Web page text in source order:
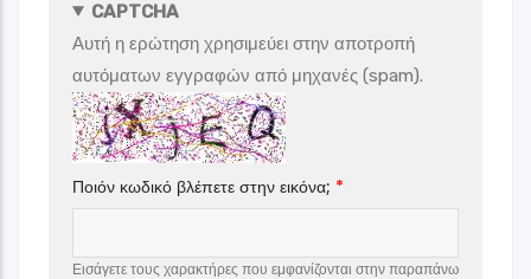
CAPTCHA
Αυτή η ερώτηση χρησιμεύει στην αποτροπή
αυτόματων εγγραφών από μηχανές (spam).
Ποιόν κωδικό βλέπετε στην εικόνα;
Εισάγετε τους χαρακτήρες που εμφανίζονται στην παραπάνω